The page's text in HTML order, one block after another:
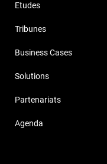
Etudes
Tribunes
Business Cases
Solutions
Partenariats
Agenda